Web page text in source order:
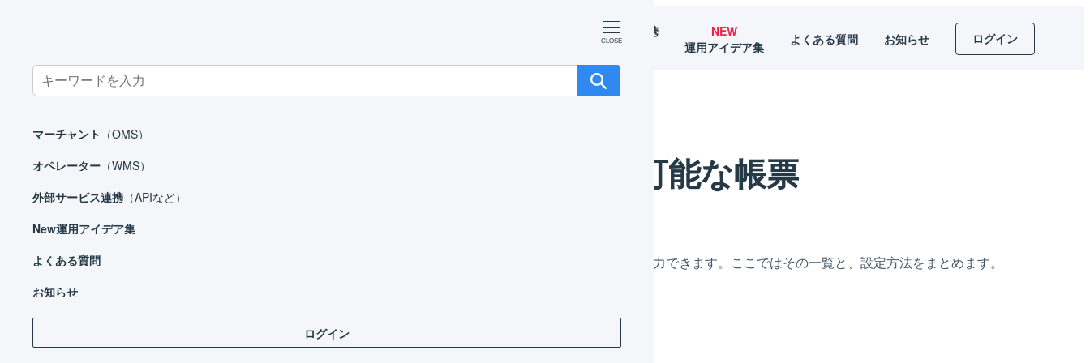
Search
for:
マーチャント （OMS）
オペレーター （WMS）
外部サービス連携 （APIなど）
New運用アイデア集
よくある質問
お知らせ
ログイン
外部サービス連携
（APIなど）
NEW
運用アイデア集
よくある質問 お知らせ ログイン
ホーム オペレーター 基本設定 出力可能な帳票
出力可能な帳票
LOGILESSからは庫内作業を行うための様々な帳票を出力できます。ここではその一覧と、設定方法をまとめます。
出荷作業
オペレーター
はじめる
基本設定
出力可能な帳票
帳票レイアウト : トータルピッキングリス